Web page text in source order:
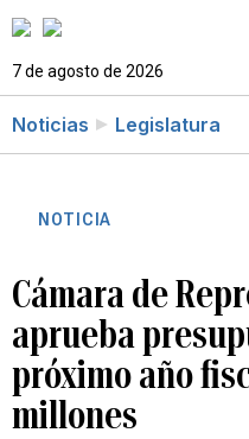
7 de agosto de 2026
Noticias Legislatura
NOTICIA
Cámara de
aprueba
próximo año
millones